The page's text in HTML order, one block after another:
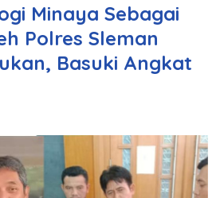
Minaya Sebagai
Polres Sleman
Basuki Angkat